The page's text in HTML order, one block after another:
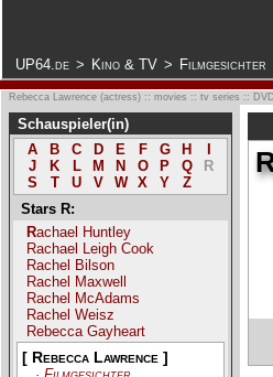
UP64.de > Kino & TV > Filmgesichter
Rebecca Lawrence (actress) :: movies :: tv series ::
Schauspieler(in)
A
B C D E F G H
J
K L M N O P Q
R
S
T U V W X Y
Z
Stars R:
Rachael Huntley
Rachael Leigh Cook
Rachel Bilson
Rachel Maxwell
Rachel McAdams
Rachel Weisz
Rebecca Gayheart
[ Rebecca Lawrence ]